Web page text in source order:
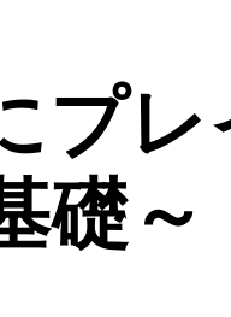
プ
礎～